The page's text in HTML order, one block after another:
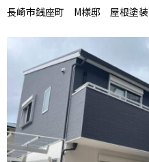
長崎市銭座町 M様邸 屋根塗装